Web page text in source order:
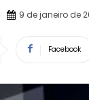
9 de janeiro de
Facebook